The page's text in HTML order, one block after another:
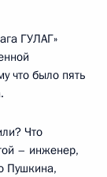
ГУЛАГ»
что было пять
Что
– инженер,
Пушкина,